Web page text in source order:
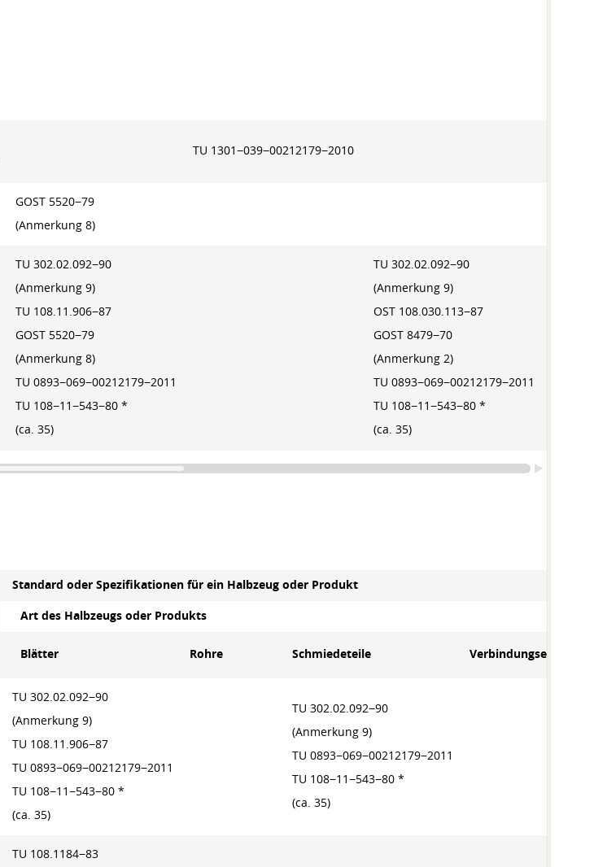
TU 1301−039−00212179−2010
GOST 5520−79
(Anmerkung 8)
TU 302.02.092−90
(Anmerkung 9)
TU 108.11.906−87
GOST 5520−79
(Anmerkung 8)
TU 0893−069−00212179−2011
TU 108−11−543−80 *
(ca. 35)
TU 302.02.092−90
(Anmerkung 9)
OST 108.030.113−87
GOST 8479−70
(Anmerkung 2)
TU 0893−069−00212179−2011
TU 108−11−543−80 *
(ca. 35)
Standard oder Spezifikationen für ein Halbzeug oder Produkt
Art des Halbzeugs oder Produkts
Blätter Rohre Schmiedeteile Verbindungselemente
TU 302.02.092−90
(Anmerkung 9)
TU 108.11.906−87
TU 0893−069−00212179−2011
TU 108−11−543−80 *
(ca. 35)
TU 302.02.092−90
(Anmerkung 9)
TU 0893−069−00212179−2011
TU 108−11−543−80 *
(ca. 35)
TU 108.1184−83